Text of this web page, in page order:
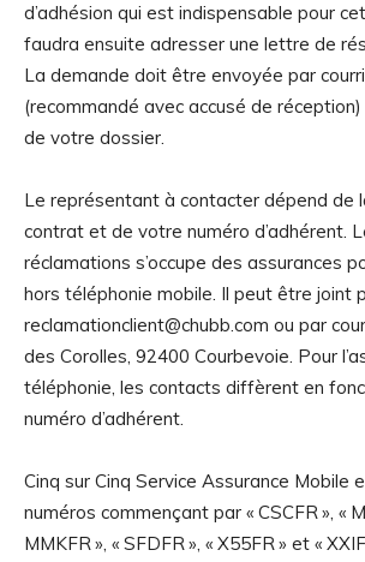
d’adhésion qui est indispensable pour
faudra ensuite adresser une lettre de
La demande doit être envoyée par
(recommandé avec accusé de
de votre dossier.
Le représentant à contacter dépend de
contrat et de votre numéro d’adhérent.
réclamations s’occupe des assurances
hors téléphonie mobile. Il peut être joint
reclamationclient@chubb.com ou par
des Corolles, 92400 Courbevoie. Pour
téléphonie, les contacts diffèrent en
numéro d’adhérent.
Cinq sur Cinq Service Assurance Mobile
numéros commençant par « CSCFR », «
MMKFR », « SFDFR », « X55FR » et «